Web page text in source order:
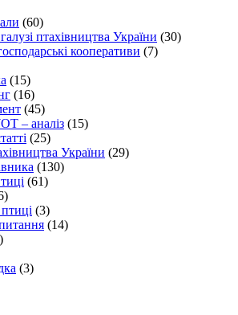
(60)
птахівництва України (30)
кооперативи (7)
(15)
(16)
(45)
– аналіз (15)
(25)
України (29)
(130)
(61)
(3)
(14)
(3)